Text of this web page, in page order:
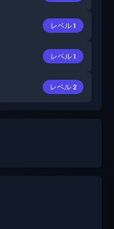
レベル 1
レベル 1
レベル 2